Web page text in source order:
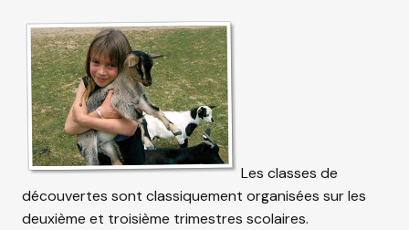
r
i
e
s
Les classes de
découvertes sont classiquement organisées sur les
deuxième et troisième trimestres scolaires.